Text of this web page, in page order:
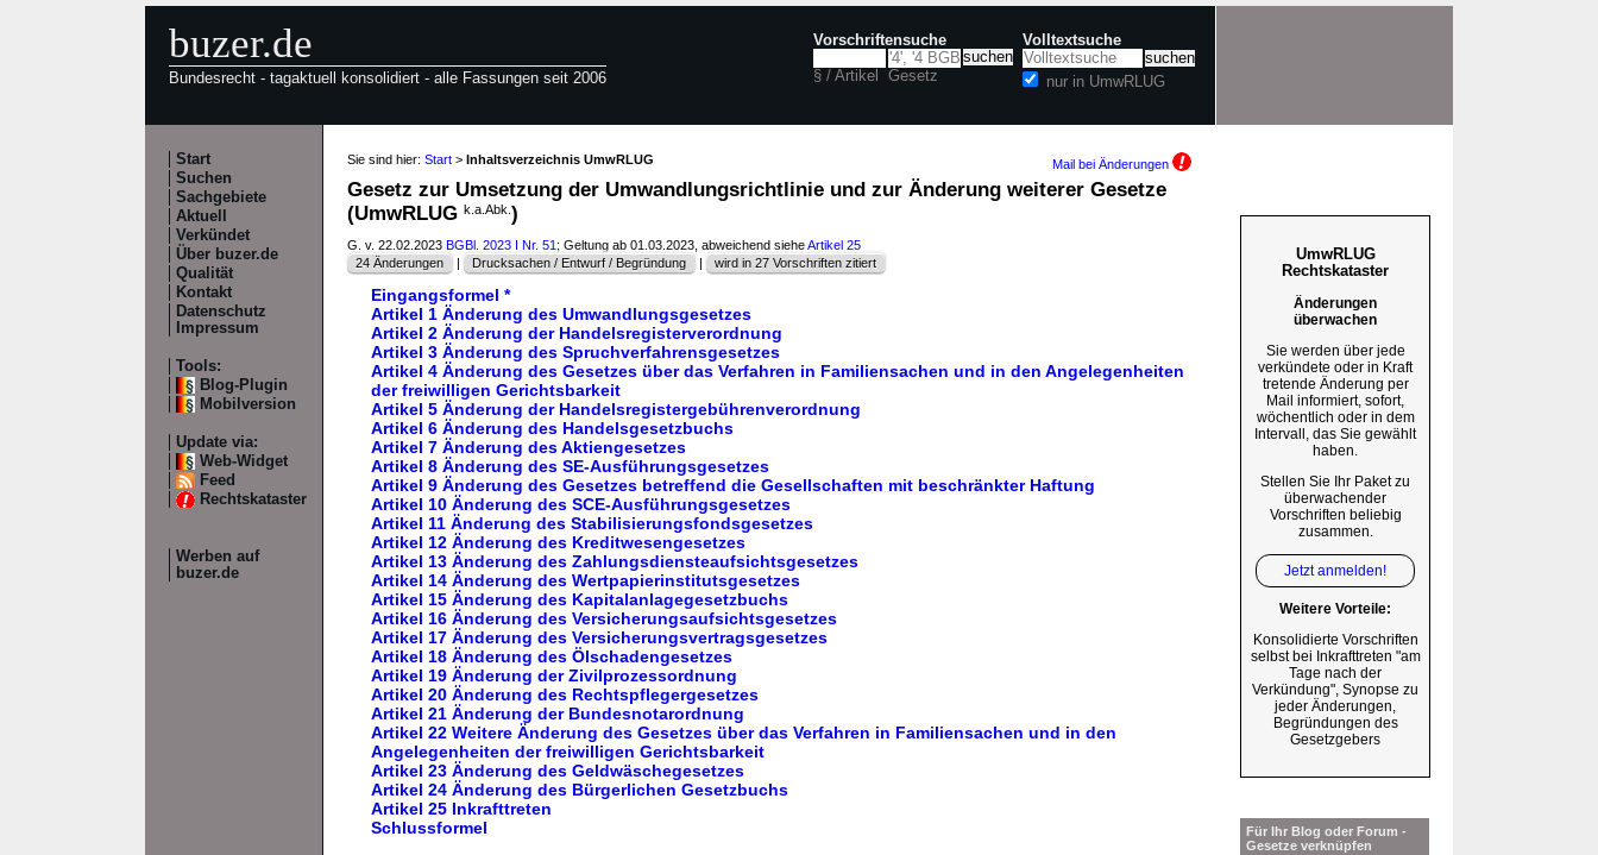
buzer.de
Bundesrecht - tagaktuell konsolidiert - alle Fassungen seit 2006
Vorschriftensuche
§ / Artikel Gesetz
Volltextsuche
nur in UmwRLUG
Start
Suchen
Sachgebiete
Aktuell
Verkündet
Über buzer.de
Qualität
Kontakt
Datenschutz
Impressum
Tools:
Blog-Plugin
Mobilversion
Update via:
Web-Widget
Feed
Rechtskataster
Werben auf
buzer.de
Sie sind hier: Start > Inhaltsverzeichnis UmwRLUG Mail bei Änderungen
Gesetz zur Umsetzung der Umwandlungsrichtlinie und zur Änderung weiterer Gesetze
(UmwRLUG k.a.Abk. )
G. v. 22.02.2023 BGBl. 2023 I Nr. 51 ; Geltung ab 01.03.2023, abweichend sieheArtikel 25
24 Änderungen
| Drucksachen / Entwurf / Begründung | wird in 27 Vorschriften zitiert
Eingangsformel *
Artikel 1 Änderung des Umwandlungsgesetzes
Artikel 2 Änderung der Handelsregisterverordnung
Artikel 3 Änderung des Spruchverfahrensgesetzes
Artikel 4 Änderung des Gesetzes über das Verfahren in Familiensachen und in den Angelegenheiten
der freiwilligen Gerichtsbarkeit
Artikel 5 Änderung der Handelsregistergebührenverordnung
Artikel 6 Änderung des Handelsgesetzbuchs
Artikel 7 Änderung des Aktiengesetzes
Artikel 8 Änderung des SE-Ausführungsgesetzes
Artikel 9 Änderung des Gesetzes betreffend die Gesellschaften mit beschränkter Haftung
Artikel 10 Änderung des SCE-Ausführungsgesetzes
Artikel 11 Änderung des Stabilisierungsfondsgesetzes
Artikel 12 Änderung des Kreditwesengesetzes
Artikel 13 Änderung des Zahlungsdiensteaufsichtsgesetzes
Artikel 14 Änderung des Wertpapierinstitutsgesetzes
Artikel 15 Änderung des Kapitalanlagegesetzbuchs
Artikel 16 Änderung des Versicherungsaufsichtsgesetzes
Artikel 17 Änderung des Versicherungsvertragsgesetzes
Artikel 18 Änderung des Ölschadengesetzes
Artikel 19 Änderung der Zivilprozessordnung
Artikel 20 Änderung des Rechtspflegergesetzes
Artikel 21 Änderung der Bundesnotarordnung
Artikel 22 Weitere Änderung des Gesetzes über das Verfahren in Familiensachen und in den
Angelegenheiten der freiwilligen Gerichtsbarkeit
Artikel 23 Änderung des Geldwäschegesetzes
Artikel 24 Änderung des Bürgerlichen Gesetzbuchs
Artikel 25 Inkrafttreten
Schlussformel
UmwRLUG
Rechtskataster
Änderungen
überwachen
Sie werden über jede
verkündete oder in Kraft
tretende Änderung per
Mail informiert, sofort,
wöchentlich oder in dem
Intervall, das Sie gewählt
haben.
Stellen Sie Ihr Paket zu
überwachender
Vorschriften beliebig
zusammen.
Jetzt anmelden!
Weitere Vorteile:
Konsolidierte Vorschriften
selbst bei Inkrafttreten "am
Tage nach der
Verkündung", Synopse zu
jeder Änderungen,
Begründungen des
Gesetzgebers
Für Ihr Blog oder Forum -
Gesetze verknüpfen